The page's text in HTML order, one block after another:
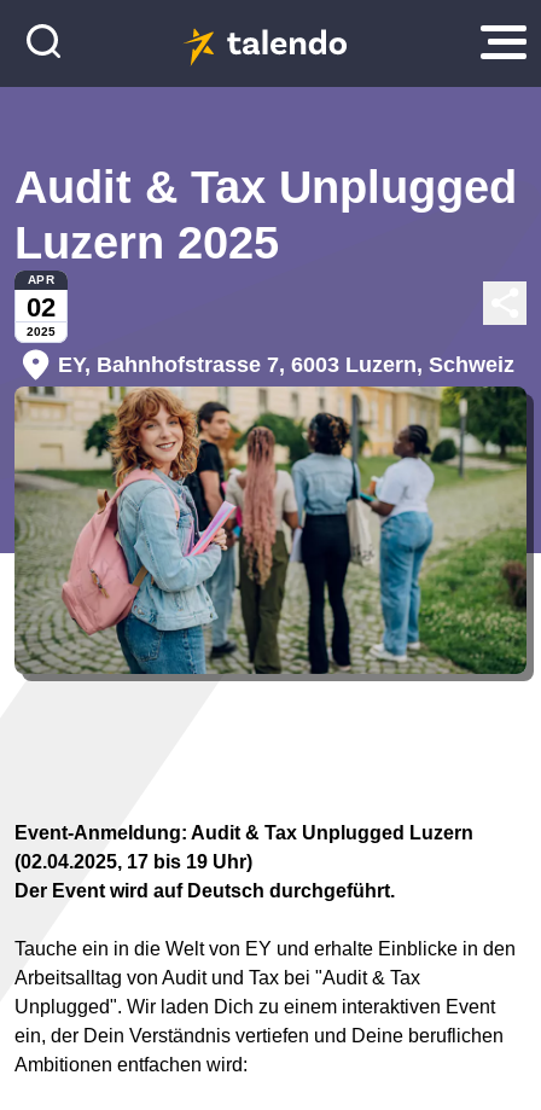
Audit & Tax Unplugged
Luzern 2025
APR
02
2025
EY, Bahnhofstrasse 7, 6003 Luzern, Schweiz
Event-Anmeldung: Audit & Tax Unplugged Luzern
(02.04.2025, 17 bis 19 Uhr)
Der Event wird auf Deutsch durchgeführt.
Tauche ein in die Welt von EY und erhalte Einblicke in den
Arbeitsalltag von Audit und Tax bei "Audit & Tax
Unplugged". Wir laden Dich zu einem interaktiven Event
ein, der Dein Verständnis vertiefen und Deine beruflichen
Ambitionen entfachen wird: